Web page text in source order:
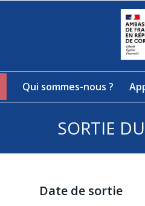
Qui sommes-nous ?
SORTIE
Date de sortie